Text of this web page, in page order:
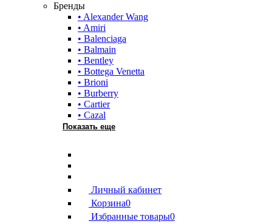
Бренды
• Alexander Wang
• Amiri
• Balenciaga
• Balmain
• Bentley
• Bottega Venetta
• Brioni
• Burberry
• Cartier
• Cazal
Показать еще
Личный кабинет
Корзина0
Избранные товары0